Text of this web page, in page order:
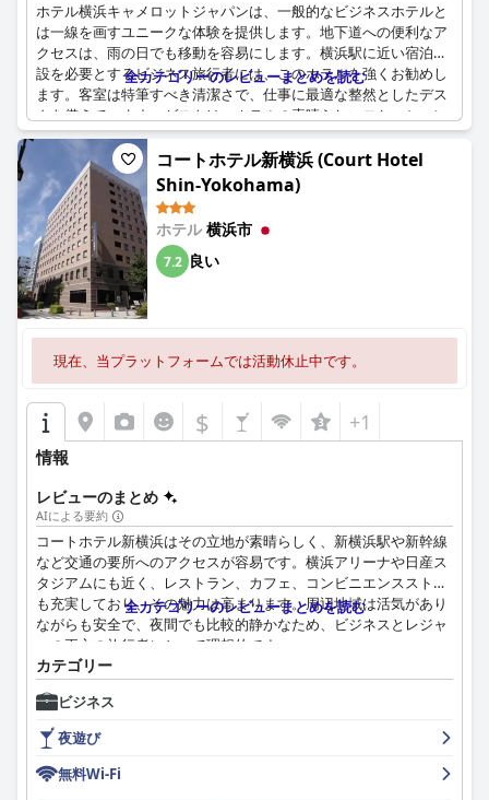
ホテル横浜キャメロットジャパンは、一般的なビジネスホテルと
は一線を画すユニークな体験を提供します。地下道への便利なア
クセスは、雨の日でも移動を容易にします。横浜駅に近い宿泊施
設を必要とするビジネス旅行者には、このホテルを強くお勧めし
ます。客室は特筆すべき清潔さで、仕事に最適な整然としたデス
クを備えています。ゲストは、ホテルの素晴らしいロケーション
と親切なスタッフに感謝しています。ホテルは全体を通して高い
レベルの清潔さを維持しています。実用的で信頼できるビジネス
の選択肢として際立っており、ビジネス利用には非常に良い選択
肢です。
全カテゴリーのレビューまとめを読む
コートホテル新横浜 (Court Hotel
Shin-Yokohama)
ホテル横浜市
7.2 良い
現在、当プラットフォームでは活動休止中です。
$ +1
情報
レビューのまとめ
AIによる要約
コートホテル新横浜はその立地が素晴らしく、新横浜駅や新幹線
など交通の要所へのアクセスが容易です。横浜アリーナや日産ス
タジアムにも近く、レストラン、カフェ、コンビニエンスストア
も充実しており、その魅力は高まります。周辺地域は活気があり
ながらも安全で、夜間でも比較的静かなため、ビジネスとレジャ
ーの両方の旅行者にとって理想的です。
ホテルの朝食は、その種類と味について好意的な評価を受けてい
ます。和食と洋食が組み合わされており、ヘルシーで満足できる
と評されています。一部のゲストからは、長期滞在の場合、メニ
ューが単調になる可能性があり、質とプレゼンテーションの改善
が提案されていますが、朝食は一般的に価格に見合う価値がある
と考えられています。
全カテゴリーのレビューまとめを読む
カテゴリー
ビジネス
夜遊び
無料Wi-Fi